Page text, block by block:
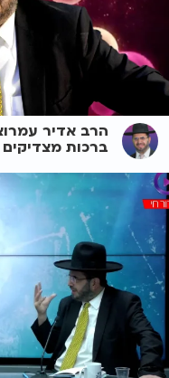
הרב אדיר
ברכות מצדיקים